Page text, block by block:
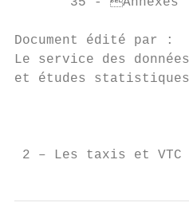
Document édité par :
Le service des données
et études statistiques
2 – Les taxis et VTC